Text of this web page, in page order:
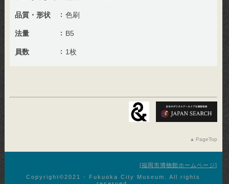
品質・形状 色刷
法量 B5
員数 1枚
PageTop
福岡市博物館ホームページ
Copyright©︎2021 - Fukuoka City Museum. All rights